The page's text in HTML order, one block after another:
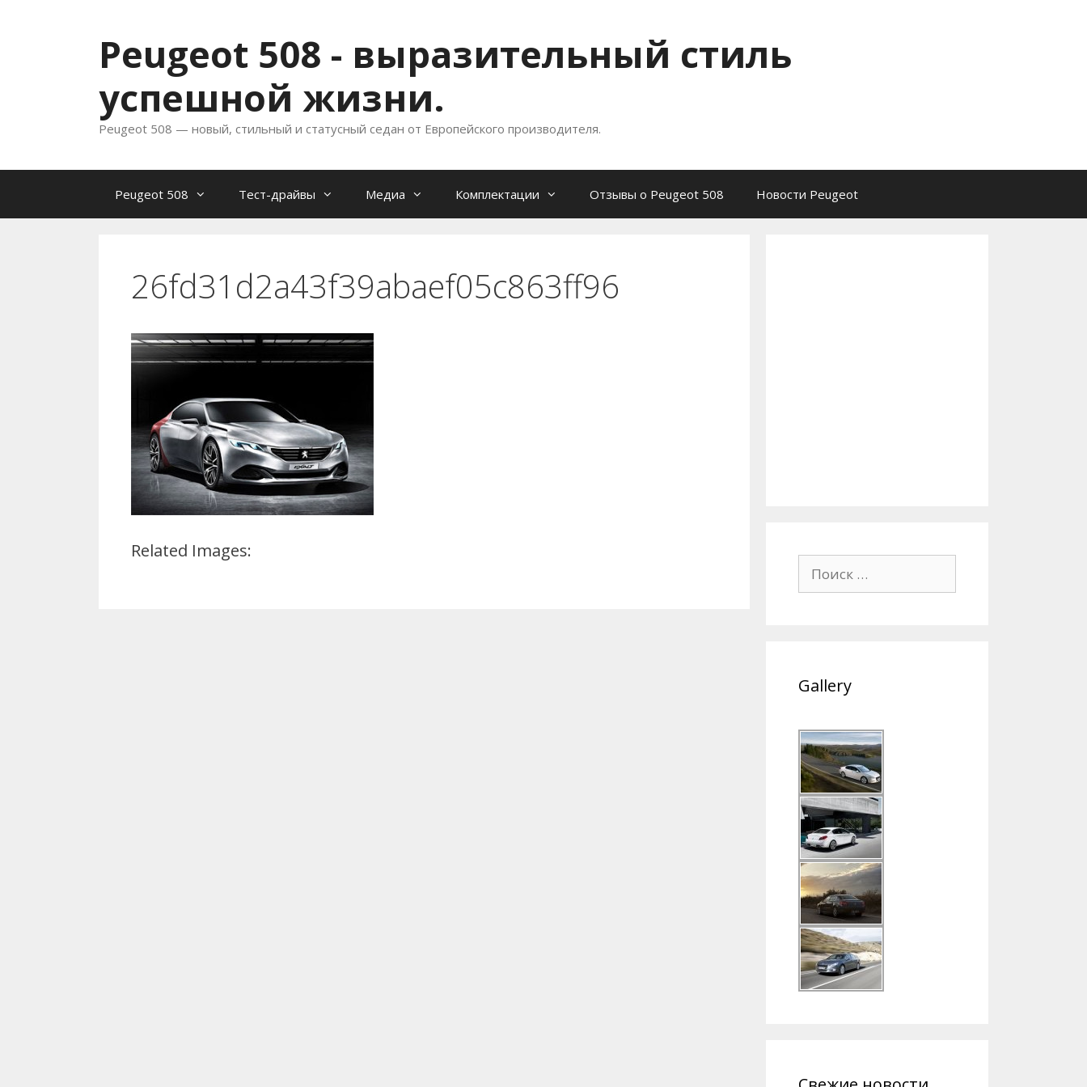
Peugeot 508 - выразительный стиль
успешной жизни.
Peugeot 508 — новый, стильный и статусный седан от Европейского производителя.
Peugeot 508 Тест-драйвы Медиа Комплектации Отзывы о Peugeot 508 Новости Peugeot
26fd31d2a43f39abaef05c863ff96
Related Images:
Gallery